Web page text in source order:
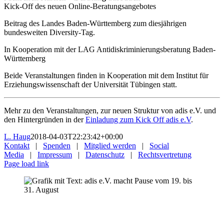
Kick-Off des neuen Online-Beratungsangebotes
Beitrag des Landes Baden-Württemberg zum diesjährigen
bundesweiten Diversity-Tag.
In Kooperation mit der LAG Antidiskriminierungsberatung Baden-
Württemberg
Beide Veranstaltungen finden in Kooperation mit dem Institut für
Erziehungswissenschaft der Universität Tübingen statt.
Mehr zu den Veranstaltungen, zur neuen Struktur von adis e.V. und
den Hintergründen in derEinladung zum Kick Off adis e.V.
L. Haug2018-04-03T22:23:42+00:00
Kontakt| Spenden | Mitglied werden | Social
Media | Impressum | Datenschutz | Rechtsvertretung
Page load link